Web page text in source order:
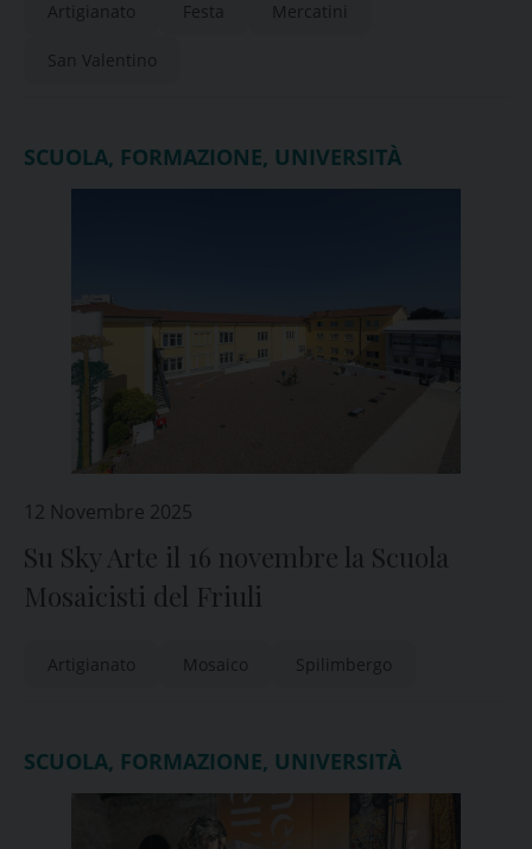
Artigianato Festa Mercatini
San Valentino
SCUOLA, FORMAZIONE, UNIVERSITÀ
12 Novembre 2025
Su Sky Arte il 16 novembre la Scuola
Mosaicisti del Friuli
Artigianato Mosaico Spilimbergo
SCUOLA, FORMAZIONE, UNIVERSITÀ